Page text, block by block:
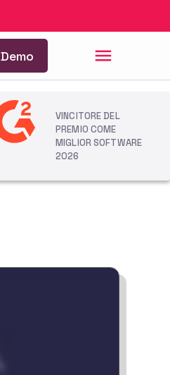
Demo
VINCITORE DEL
PREMIO COME
MIGLIOR SOFTWARE
2026